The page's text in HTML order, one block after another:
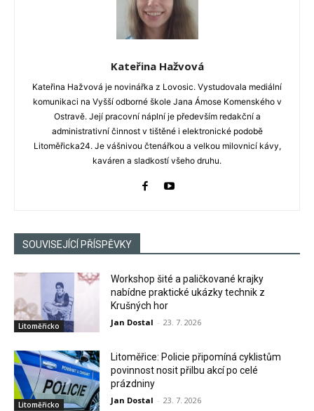
Kateřina Hažvová
Kateřina Hažvová je novinářka z Lovosic. Vystudovala mediální
komunikaci na Vyšší odborné škole Jana Ámose Komenského v
Ostravě. Její pracovní náplní je především redakční a
administrativní činnost v tištěné i elektronické podobě
Litoměřicka24. Je vášnivou čtenářkou a velkou milovnicí kávy,
kaváren a sladkostí všeho druhu.
SOUVISEJÍCÍ PŘÍSPĚVKY
Litoměřicko
Workshop šité a paličkované krajky
nabídne praktické ukázky technik z
Krušných hor
Jan Dostal - 23. 7. 2026
Litoměřicko
Litoměřice: Policie připomíná cyklistům
povinnost nosit přilbu akcí po celé
prázdniny
Jan Dostal - 23. 7. 2026